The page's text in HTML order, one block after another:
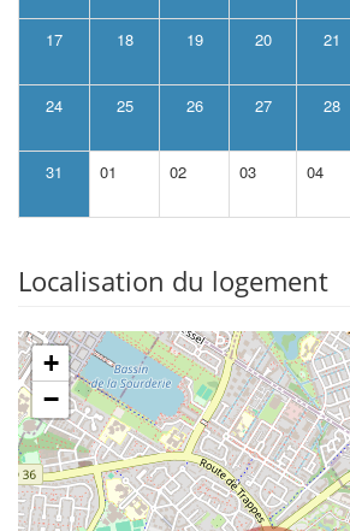
17 18 19 20 21
24 25 26 27 28
31 01 02 03 04
Localisation du logement
+
−